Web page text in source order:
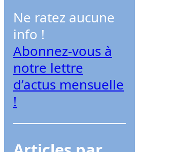
Ne ratez aucune
info !
Abonnez-vous à
notre lettre
d’actus mensuelle
!